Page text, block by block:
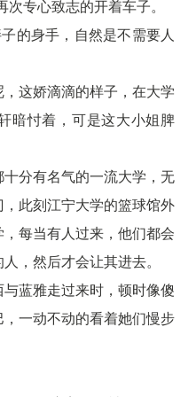
专心致志的开着车子。
的身手，自然是不需要人
这娇滴滴的样子，在大学
暗忖着，可是这大小姐脾
分有名气的一流大学，无
此刻江宁大学的篮球馆外
每当有人过来，他们都会
，然后才会让其进去。
蓝雅走过来时，顿时像傻
一动不动的看着她们慢步